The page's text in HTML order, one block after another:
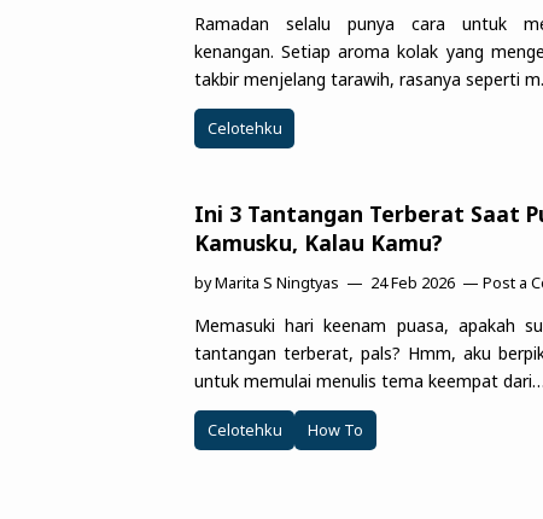
Ramadan selalu punya cara untuk
kenangan. Setiap aroma kolak yang
takbir menjelang tarawih, rasanya seperti
Celotehku
Ini 3 Tantangan Terberat Saat
Kamusku, Kalau Kamu?
byMarita S Ningtyas 24 Feb 2026 Post a
Memasuki hari keenam puasa, apakah
tantangan terberat, pals? Hmm, aku
untuk memulai menulis tema keempat dari…
Celotehku How To